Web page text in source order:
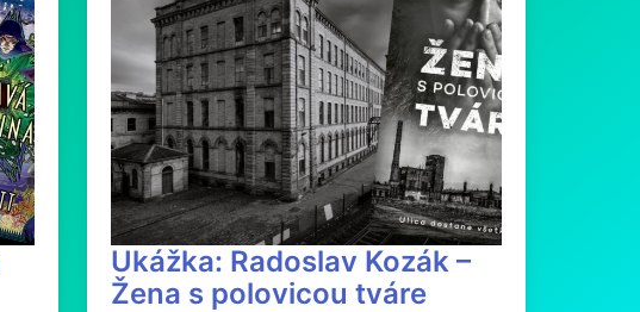
Ukážka: Radoslav Kozák –
Žena s polovicou tváre